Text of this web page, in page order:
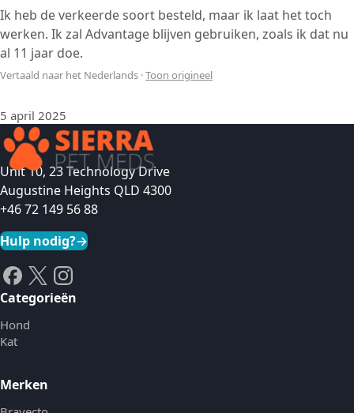
Ik heb de verkeerde soort besteld, maar ik laat het toch
werken. Ik zal Advantage blijven gebruiken, zoals ik dat nu
al 11 jaar doe.
Vertaald naar het Nederlands ·Toon origineel
5 april 2025
Unit 10, 23 Technology Drive
Augustine Heights QLD 4300
+46 72 149 56 88
Hulp nodig?→
Categorieën
Hond
Kat
Merken